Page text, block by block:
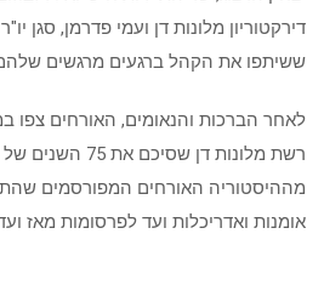
דירקטוריון מלונות דן ועמי פדרמן, סגן
ששיתפו את הקהל ברגעים מרגשים
לאחר הברכות והנאומים, האורחים צפו
רשת מלונות דן
מההיסטוריה האורחים המפורסמים
אומנות ואדריכלות ועד לפרסומות מאז